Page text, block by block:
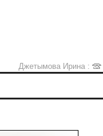
Джетымова Ирина :